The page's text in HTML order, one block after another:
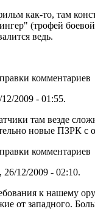
как-то, там
(трофей
ведь.
комментариев
2009 - 01:55.
там везде
новые ПЗРК
комментариев
12/2009 - 02:10.
к нашему
от западного.